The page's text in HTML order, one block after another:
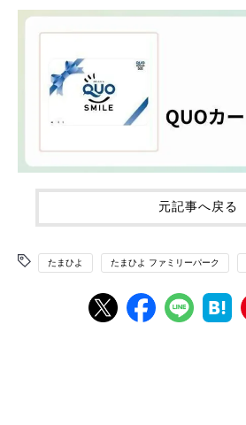
元記事へ戻る
たまひよ たまひよ ファミリーパーク